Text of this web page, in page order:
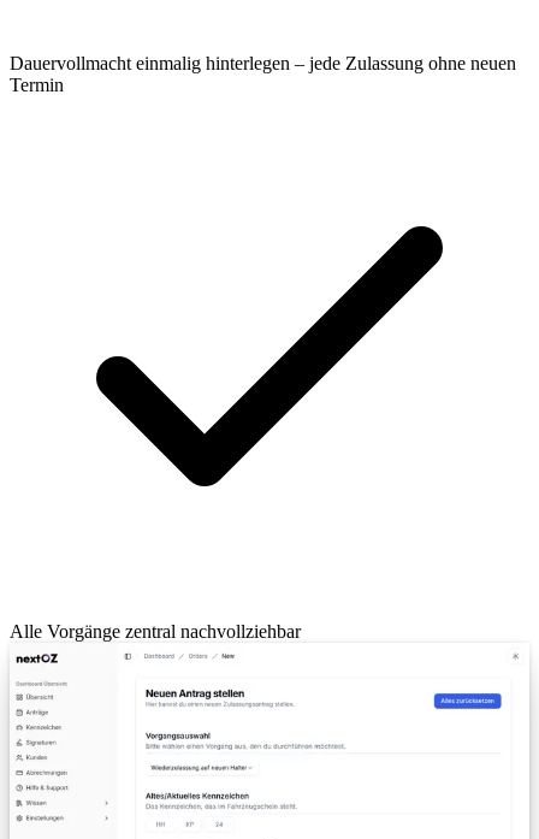
Dauervollmacht einmalig hinterlegen – jede Zulassung ohne neuen
Termin
Alle Vorgänge zentral nachvollziehbar